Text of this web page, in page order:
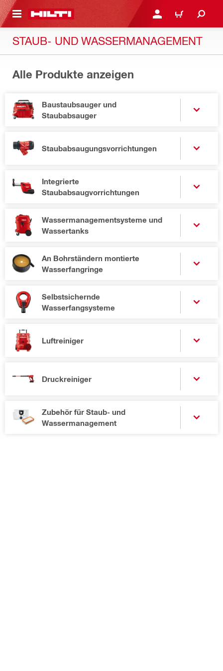
ANMELDEN ODER
WARENKORB
STAUB- UND WASSERMANAGEMENT
Alle Produkte anzeigen
Baustaubsauger und
Staubabsauger
Staubabsaugungsvorrichtungen
Integrierte
Staubabsaugvorrichtungen
Wassermanagementsysteme und
Wassertanks
An Bohrständern montierte
Wasserfangringe
Selbstsichernde
Wasserfangsysteme
Luftreiniger
Druckreiniger
Zubehör für Staub- und
Wassermanagement